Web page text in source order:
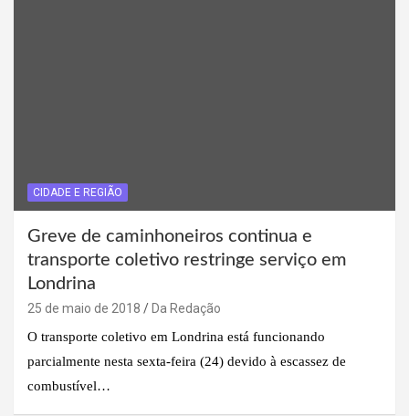
CIDADE E REGIÃO
Greve de caminhoneiros continua e
transporte coletivo restringe serviço em
Londrina
25 de maio de 2018
Da Redação
O transporte coletivo em Londrina está funcionando
parcialmente nesta sexta-feira (24) devido à escassez de
combustível…